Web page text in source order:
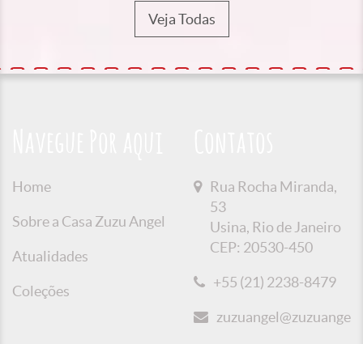
Veja Todas
Home
Sobre a Casa Zuzu Angel
Atualidades
Coleções
Rua Rocha Miranda,
53
Usina, Rio de Janeiro
CEP: 20530-450
+55 (21) 2238-8479